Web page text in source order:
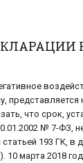
представляется
что срок,
№ 7-ФЗ,
193 ГК, в
10 марта 2018